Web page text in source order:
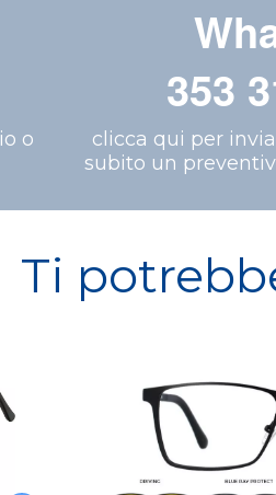
o
353
clicca qui per
subito un
Ti